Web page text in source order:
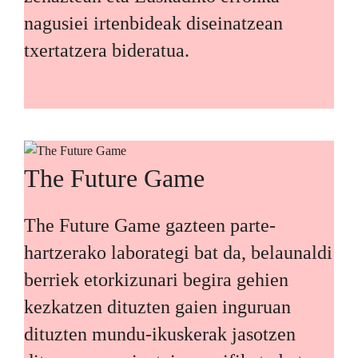
nagusiei irtenbideak diseinatzean
txertatzera bideratua.
The Future Game
The Future Game gazteen parte-
hartzerako laborategi bat da, belaunaldi
berriek etorkizunari begira gehien
kezkatzen dituzten gaien inguruan
dituzten mundu-ikuskerak jasotzen